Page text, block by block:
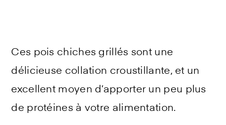
Ces pois chiches grillés sont une
délicieuse collation croustillante, et un
excellent moyen d’apporter un peu plus
de protéines à votre alimentation.